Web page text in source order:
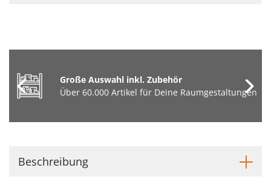
Große Auswahl inkl. Zubehör
Über 60.000 Artikel für Deine Raumgestaltungen
Beschreibung